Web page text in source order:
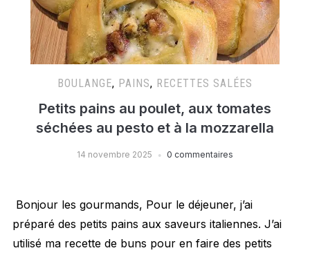
BOULANGE, PAINS, RECETTES SALÉES
Petits pains au poulet, aux tomates
séchées au pesto et à la mozzarella
14 novembre 2025 0 commentaires
Bonjour les gourmands, Pour le déjeuner, j’ai
préparé des petits pains aux saveurs italiennes. J’ai
utilisé ma recette de buns pour en faire des petits